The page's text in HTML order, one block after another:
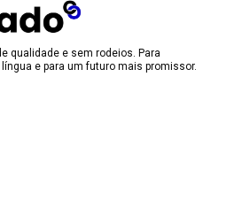
qualidade e sem rodeios. Para
e para um futuro mais promissor.